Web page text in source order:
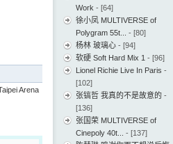
Arena
Work - [64]
徐小凤 MULTIVERSE of
Polygram 55t...
- [80]
杨林 玻璃心 - [94]
软硬 Soft Hard Mix 1 - [96]
Lionel Richie Live In Paris -
[102]
张镐哲 我真的不是故意的 -
[136]
张国荣 MULTIVERSE of
Cinepoly 40t...
- [137]